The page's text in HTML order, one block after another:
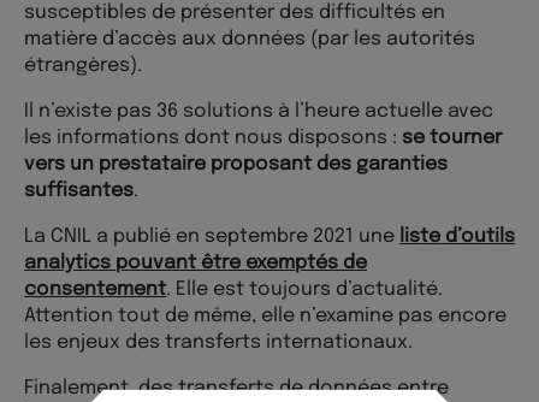
susceptibles de présenter des difficultés en
matière d’accès aux données (par les autorités
étrangères).
Il n’existe pas 36 solutions à l’heure actuelle avec
les informations dont nous disposons : se tourner
vers un prestataire proposant des garanties
suffisantes.
La CNIL a publié en septembre 2021 une liste d’outils
analytics pouvant être exemptés de
consentement. Elle est toujours d’actualité.
Attention tout de même, elle n’examine pas encore
les enjeux des transferts internationaux.
Finalement, des transferts de données entre